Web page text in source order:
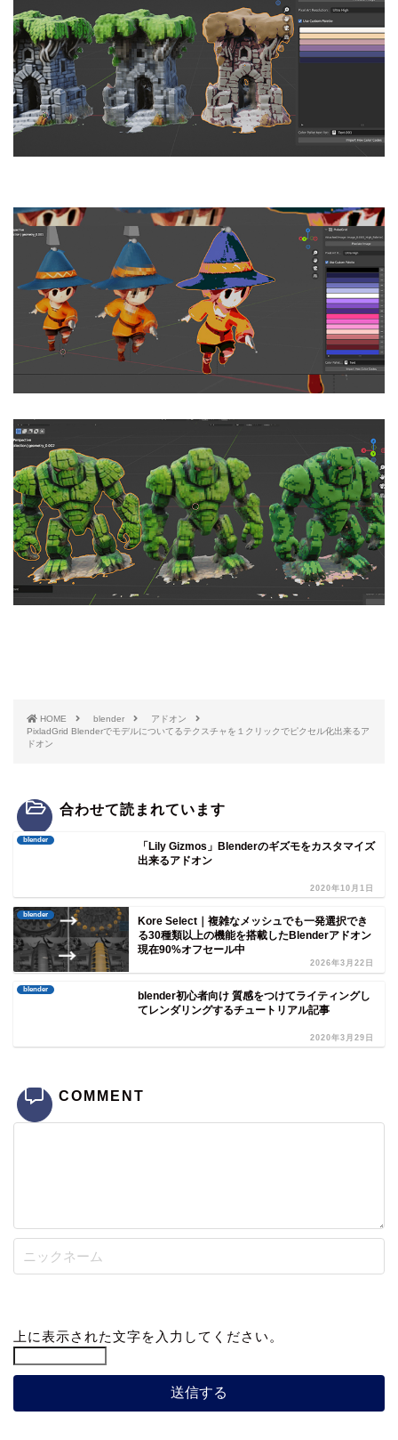
HOME blender
アドオン
PixladGrid Blenderでモデルについてるテクスチャを１クリックでピクセル化出来るア
ドオン
合わせて読まれています
blender
「Lily Gizmos」Blenderのギズモをカスタマイズ
出来るアドオン
2020年10月1日
blender
Kore Select｜複雑なメッシュでも一発選択でき
る30種類以上の機能を搭載したBlenderアドオン
現在90%オフセール中
2026年3月22日
blender
blender初心者向け 質感をつけてライティングし
てレンダリングするチュートリアル記事
2020年3月29日
COMMENT
上に表示された文字を入力してください。